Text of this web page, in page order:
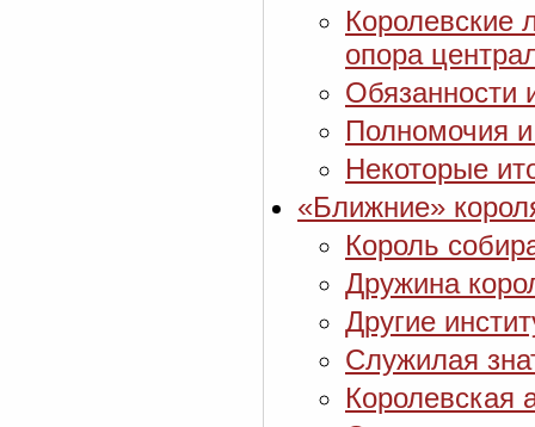
Королевские
опора
Обязанности
Полномочия
Некоторые
«Ближние»
Король
Дружина
Другие
Служилая
Королевская